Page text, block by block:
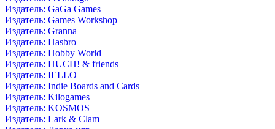
Издатель: GaGa Games
Издатель: Games Workshop
Издатель: Granna
Издатель: Hasbro
Издатель: Hobby World
Издатель: HUCH! & friends
Издатель: IELLO
Издатель: Indie Boards and Cards
Издатель: Kilogames
Издатель: KOSMOS
Издатель: Lark & Clam